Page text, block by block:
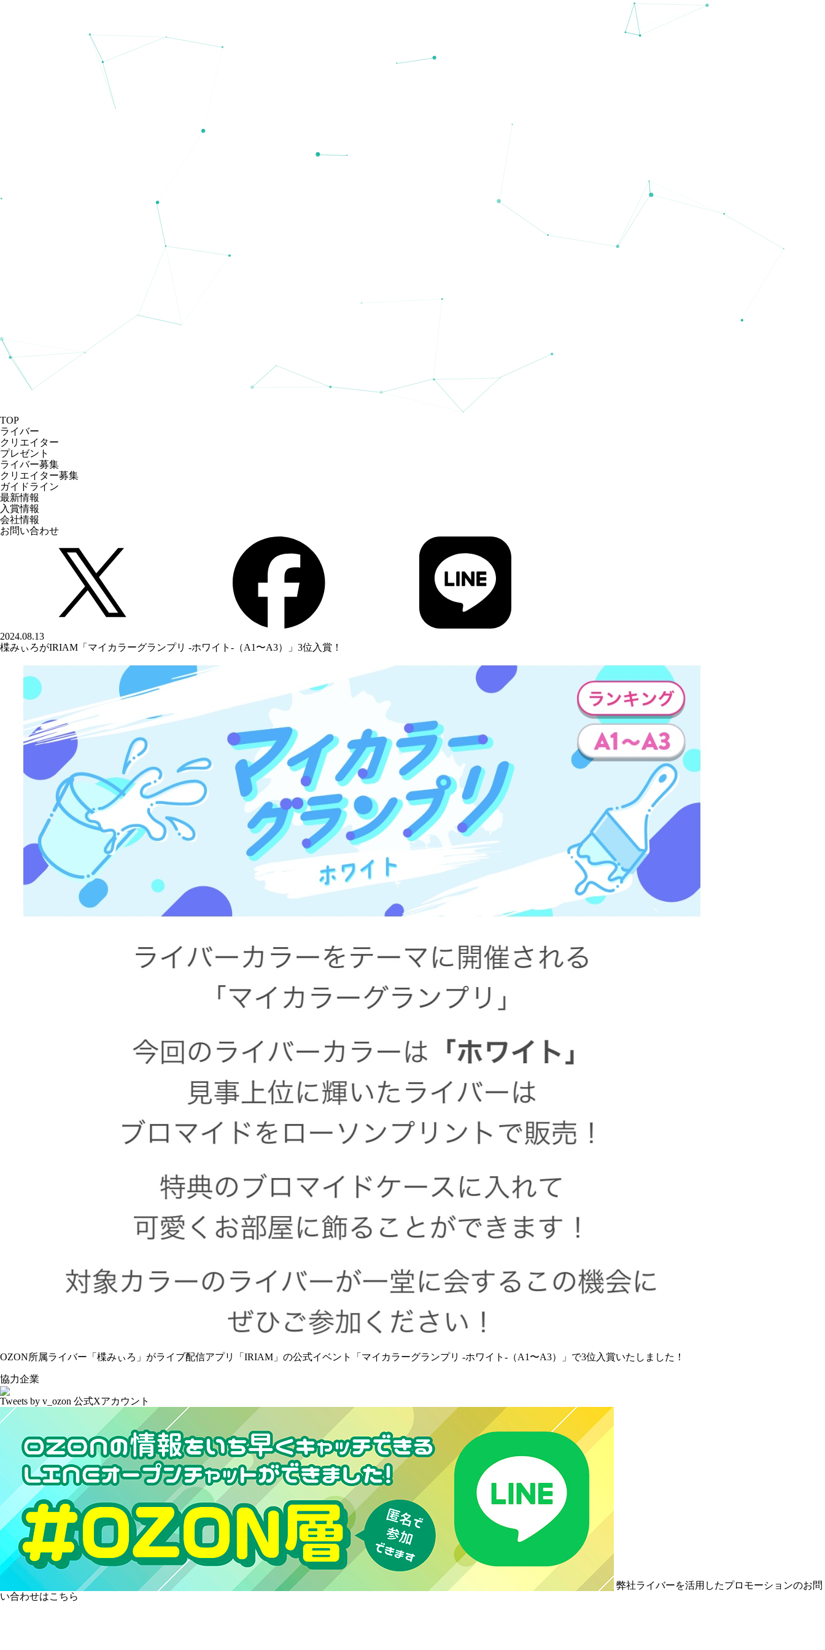
TOP
ライバー
クリエイター
プレゼント
ライバー募集
クリエイター募集
ガイドライン
最新情報
入賞情報
会社情報
お問い合わせ
2024.08.13
楪みぃろがIRIAM「マイカラーグランプリ -ホワイト‐（A1〜A3）」3位入賞！
OZON所属ライバー「 楪みぃろ 」がライブ配信アプリ「IRIAM」の公式イベント「マイカラーグランプリ -ホワイト‐（A1〜A3）」で3位入賞いたしました！
協力企業
Tweets by v_ozon 公式Xアカウント
弊社ライバーを活用したプロモーションのお問
い合わせはこちら